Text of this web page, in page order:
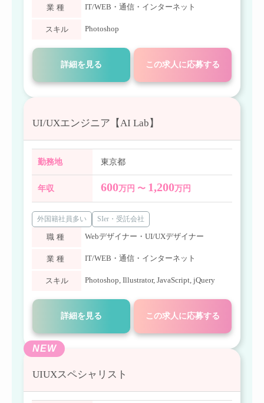
業種 IT/WEB・通信・インターネット
スキル Photoshop
詳細を見る この求人に応募する
UI/UXエンジニア【AI Lab】
勤務地 東京都
年収 600万円 〜 1,200万円
外国籍社員多い SIer・受託会社
職種 Webデザイナー・UI/UXデザイナー
業種 IT/WEB・通信・インターネット
スキル Photoshop, Illustrator, JavaScript, jQuery
詳細を見る この求人に応募する
NEW
UIUXスペシャリスト